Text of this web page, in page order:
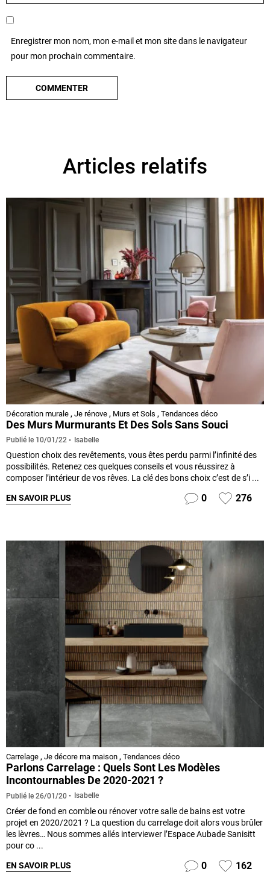
Enregistrer mon nom, mon e-mail et mon site dans le navigateur
pour mon prochain commentaire.
Articles relatifs
Décoration murale , Je rénove , Murs et Sols , Tendances déco
Des Murs Murmurants Et Des Sols Sans Souci
Publié le 10/01/22 Isabelle
Question choix des revêtements, vous êtes perdu parmi l’infinité des
possibilités. Retenez ces quelques conseils et vous réussirez à
composer l’intérieur de vos rêves. La clé des bons choix c’est de s’i ...
EN SAVOIR PLUS 0 276
Carrelage , Je décore ma maison , Tendances déco
Parlons Carrelage : Quels Sont Les Modèles
Incontournables De 2020-2021 ?
Publié le 26/01/20 Isabelle
Créer de fond en comble ou rénover votre salle de bains est votre
projet en 2020/2021 ? La question du carrelage doit alors vous brûler
les lèvres… Nous sommes allés interviewer l’Espace Aubade Sanisitt
pour co ...
EN SAVOIR PLUS 0 162